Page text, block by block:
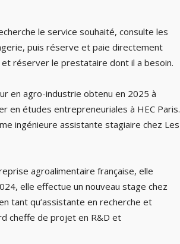
le service souhaité, consulte les
puis réserve et paie directement
et réserver le prestataire dont il a besoin.
en agro-industrie obtenu en 2025 à
en études entrepreneuriales à HEC Paris.
ingénieure assistante stagiaire chez Les
agroalimentaire française, elle
elle effectue un nouveau stage chez
tant qu’assistante en recherche et
cheffe de projet en R&D et